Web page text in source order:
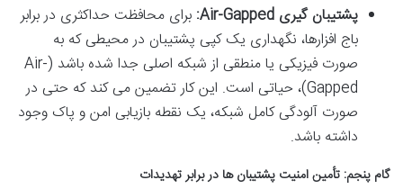
پشتیبان گیری Air-Gapped:
برای محافظت حداکثری در برابر
باج افزارها، نگهداری یک کپی پشتیبان در محیطی که به
صورت فیزیکی یا منطقی از شبکه اصلی جدا شده باشد (Air-
Gapped)، حیاتی است. این کار تضمین می کند که حتی در
صورت آلودگی کامل شبکه، یک نقطه بازیابی امن و پاک وجود
داشته باشد.
گام پنجم: تأمین امنیت پشتیبان ها در برابر تهدیدات